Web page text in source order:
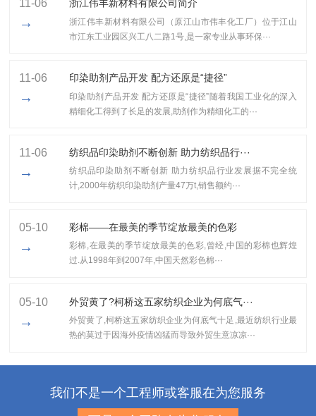
11-06
→
浙江伟丰新材料有限公司简介
浙江伟丰新材料有限公司（原江山市伟丰化工厂）位于江山
市江东工业园区兴工八二路1号,是一家专业从事环保···
11-06
→
印染助剂产品开发 配方还原是“捷径”
印染助剂产品开发 配方还原是“捷径”随着我国工业化的深入
精细化工得到了长足的发展,助剂作为精细化工的···
11-06
→
纺织品印染助剂不断创新 助力纺织品行···
纺织品印染助剂不断创新 助力纺织品行业发展据不完全统
计,2000年纺织印染助剂产量47万t,销售额约···
05-10
→
彩棉——在最美的季节绽放最美的色彩
彩棉,在最美的季节绽放最美的色彩,曾经,中国的彩棉也辉煌
过.从1998年到2007年,中国天然彩色棉···
05-10
→
外贸黄了?柯桥这五家纺织企业为何底气···
外贸黄了,柯桥这五家纺织企业为何底气十足​,最近纺织行业最
热的莫过于因海外疫情凶猛而导致外贸生意凉凉···
我们不是一个工程师或客服在为您服务